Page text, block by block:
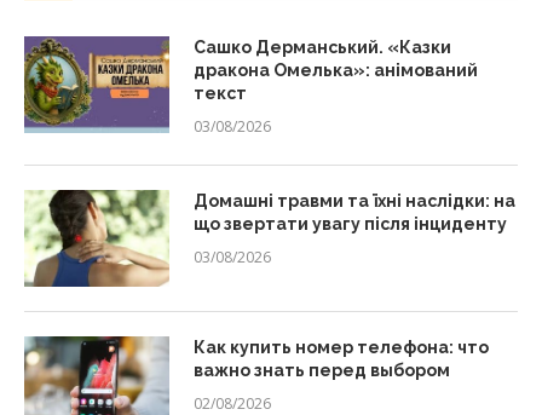
Сашко Дерманський. «Казки
дракона Омелька»: анімований
текст
03/08/2026
Домашні травми та їхні наслідки: на
що звертати увагу після інциденту
03/08/2026
Как купить номер телефона: что
важно знать перед выбором
02/08/2026